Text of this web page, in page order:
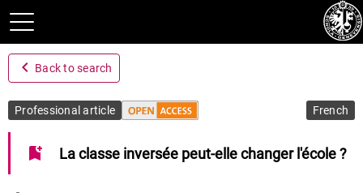
navigate_before Back to search
Professional article French
bookmark_add La classe inversée peut-elle changer l'école ?